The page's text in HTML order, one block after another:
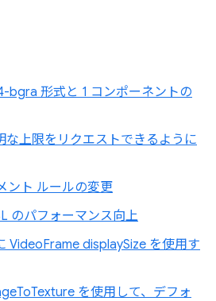
bgra 形式と 1 コンポーネントの
な上限をリクエストできるように
ント ルールの変更
のパフォーマンス向上
VideoFrame displaySize を使用す
を使用して、デフォ